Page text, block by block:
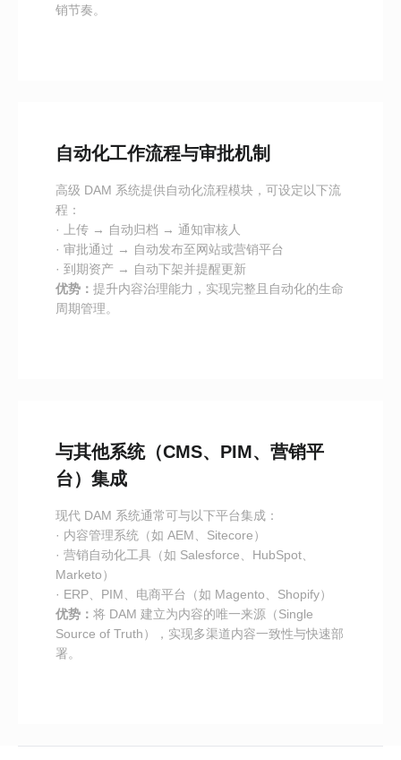
销节奏。
自动化工作流程与审批机制
高级 DAM 系统提供自动化流程模块，可设定以下流
程：
· 上传 → 自动归档 → 通知审核人
· 审批通过 → 自动发布至网站或营销平台
· 到期资产 → 自动下架并提醒更新
优势：提升内容治理能力，实现完整且自动化的生命
周期管理。
与其他系统（CMS、PIM、营销平
台）集成
现代 DAM 系统通常可与以下平台集成：
· 内容管理系统（如 AEM、Sitecore）
· 营销自动化工具（如 Salesforce、HubSpot、
Marketo）
· ERP、PIM、电商平台（如 Magento、Shopify）
优势：将 DAM 建立为内容的唯一来源（Single
Source of Truth），实现多渠道内容一致性与快速部
署。